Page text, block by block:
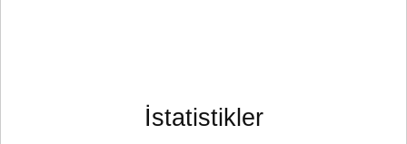
İstatistikler